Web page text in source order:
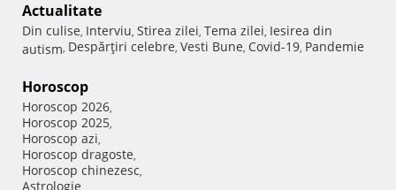
Actualitate
Din culise, Interviu, Stirea zilei, Tema zilei, Iesirea din
autism, Despărţiri celebre, Vesti Bune, Covid-19, Pandemie
Horoscop
Horoscop 2026,
Horoscop 2025,
Horoscop azi,
Horoscop dragoste,
Horoscop chinezesc,
Astrologie